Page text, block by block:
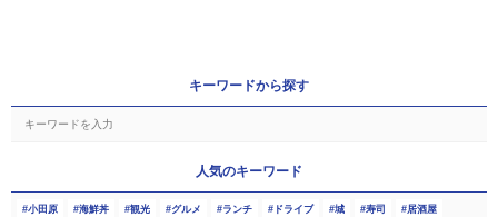
キーワードから探す
人気のキーワード
小田原 海鮮丼 観光 グルメ ランチ ドライブ 城 寿司 居酒屋